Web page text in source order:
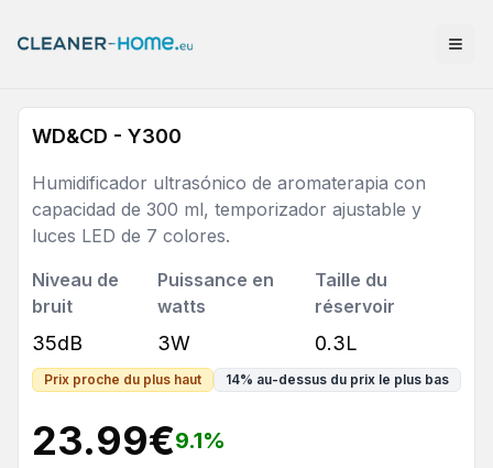
WD&CD - Y300
Humidificador ultrasónico de aromaterapia con
capacidad de 300 ml, temporizador ajustable y
luces LED de 7 colores.
Niveau de
bruit
35dB
Puissance en
watts
3W
Taille du
réservoir
0.3L
Prix proche du plus haut 14% au-dessus du prix le plus bas
23.99€9.1%